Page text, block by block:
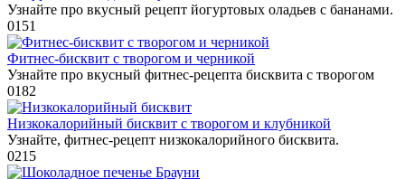
Узнайте про вкусный рецепт йогуртовых оладьев с бананами.
0151
Фитнес-бисквит с творогом и черникой
Узнайте про вкусный фитнес-рецепта бисквита с творогом
0182
Низкокалорийный бисквит с творогом и клубникой
Узнайте, фитнес-рецепт низкокалорийного бисквита.
0215